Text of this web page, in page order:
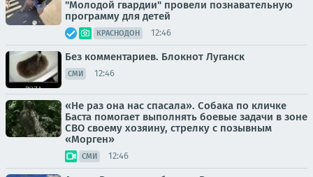
"Молодой гвардии" провели познавательную
программу для детей
КРАСНОДОН 12:46
Без комментариев. Блокнот Луганск
СМИ 12:46
«Не раз она нас спасала». Собака по кличке
Баста помогает выполнять боевые задачи в зоне
СВО своему хозяину, стрелку с позывным
«Морген»
СМИ 12:46